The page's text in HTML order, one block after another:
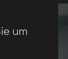
unter
die
um